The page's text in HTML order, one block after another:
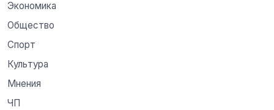
Экономика
Общество
Спорт
Культура
Мнения
ЧП